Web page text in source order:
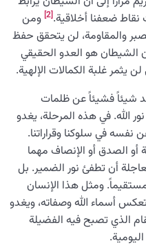
ضعفنا أخلاقية.[2]
ومن
والمقاومة، لن يتحقق حفظ
الشيطان هو العدو الحقيقي
يثمر غلبة الكمالات الإلهية.
شيئاً فشيئاً عن ظلمات
الله. في هذه المرحلة، يغدو
نفسه في سلوكنا وقراراتنا.
أو الصدق أو الإنصاف مهما
أن تطفئ نور الضمير. بل
ومثل هذا الإنسان
أسماء الله وصفاته، ويغدو
الذي تصبح فيه الفضيلة